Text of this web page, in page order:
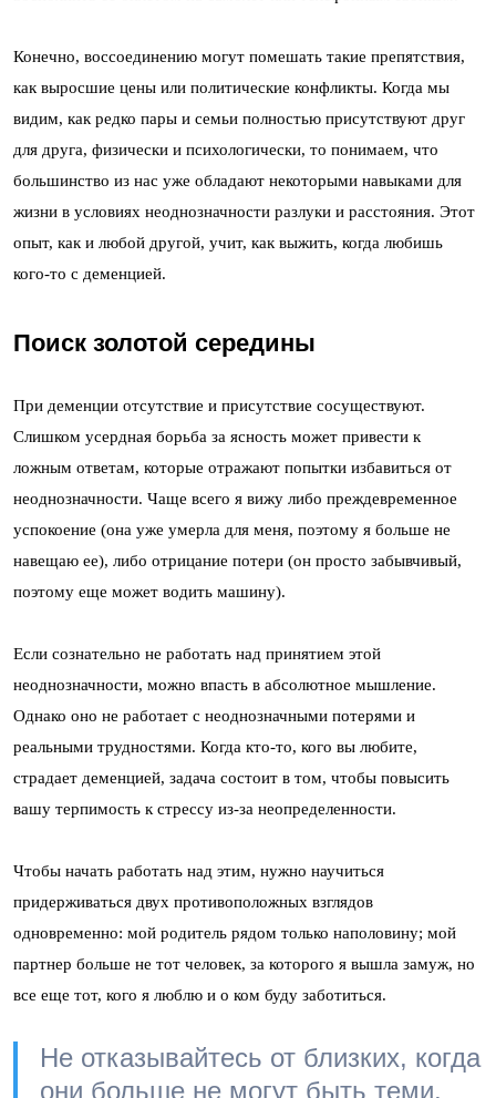
Конечно, воссоединению могут помешать такие препятствия,
как выросшие цены или политические конфликты. Когда мы
видим, как редко пары и семьи полностью присутствуют друг
для друга, физически и психологически, то понимаем, что
большинство из нас уже обладают некоторыми навыками для
жизни в условиях неоднозначности разлуки и расстояния. Этот
опыт, как и любой другой, учит, как выжить, когда любишь
кого-то с деменцией.
Поиск золотой середины
При деменции отсутствие и присутствие сосуществуют.
Слишком усердная борьба за ясность может привести к
ложным ответам, которые отражают попытки избавиться от
неоднозначности. Чаще всего я вижу либо преждевременное
успокоение (она уже умерла для меня, поэтому я больше не
навещаю ее), либо отрицание потери (он просто забывчивый,
поэтому еще может водить машину).
Если сознательно не работать над принятием этой
неоднозначности, можно впасть в абсолютное мышление.
Однако оно не работает с неоднозначными потерями и
реальными трудностями. Когда кто‑то, кого вы любите,
страдает деменцией, задача состоит в том, чтобы повысить
вашу терпимость к стрессу из-за неопределенности.
Чтобы начать работать над этим, нужно научиться
придерживаться двух противоположных взглядов
одновременно: мой родитель рядом только наполовину; мой
партнер больше не тот человек, за которого я вышла замуж, но
все еще тот, кого я люблю и о ком буду заботиться.
Не отказывайтесь от близких, когда
они больше не могут быть теми,